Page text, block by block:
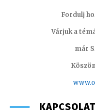
Fordulj
Várjuk a
már